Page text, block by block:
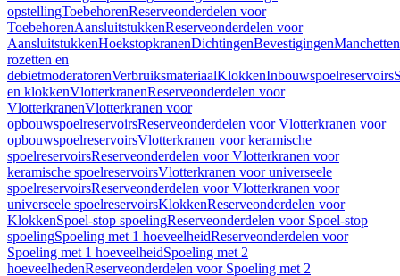
opstellingToebehorenReserveonderdelen voor
ToebehorenAansluitstukkenReserveonderdelen voor
AansluitstukkenHoekstopkranenDichtingenBevestigingenManchetten
rozetten en
debietmoderatorenVerbruiksmateriaalKlokkenInbouwspoelreservoirs
en klokkenVlotterkranenReserveonderdelen voor
VlotterkranenVlotterkranen voor
opbouwspoelreservoirsReserveonderdelen voor Vlotterkranen voor
opbouwspoelreservoirsVlotterkranen voor keramische
spoelreservoirsReserveonderdelen voor Vlotterkranen voor
keramische spoelreservoirsVlotterkranen voor universeele
spoelreservoirsReserveonderdelen voor Vlotterkranen voor
universeele spoelreservoirsKlokkenReserveonderdelen voor
KlokkenSpoel-stop spoelingReserveonderdelen voor Spoel-stop
spoelingSpoeling met 1 hoeveelheidReserveonderdelen voor
Spoeling met 1 hoeveelheidSpoeling met 2
hoeveelhedenReserveonderdelen voor Spoeling met 2